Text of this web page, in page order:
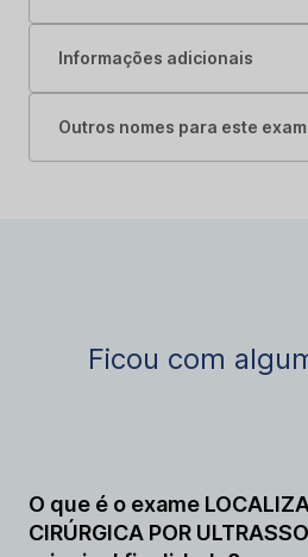
Informações adicionais
Outros nomes para este
Ficou com
O que é o exame
CIRÚRGICA POR